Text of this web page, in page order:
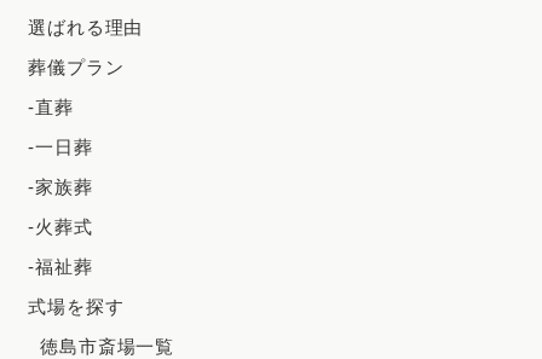
選ばれる理由
葬儀プラン
-直葬
-一日葬
-家族葬
-火葬式
-福祉葬
式場を探す
徳島市斎場一覧